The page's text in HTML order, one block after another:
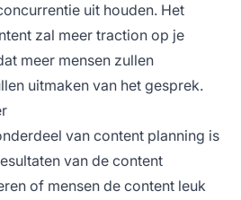
uit houden. Het
zal meer traction op je
meer mensen zullen
uitmaken van het gesprek.
van content planning is
van de content
of mensen de content leuk